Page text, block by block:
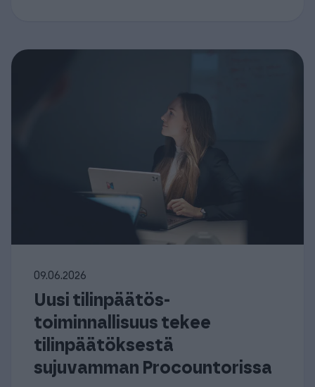
09.06.2026
Uusi tilinpäätös­
toiminnallisuus tekee
tilinpäätöksestä
sujuvamman Procountorissa